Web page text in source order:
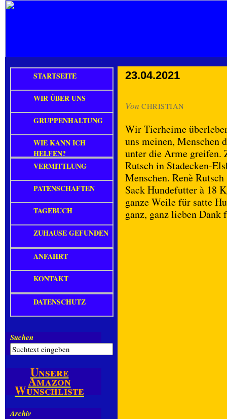
23.04.2021
Von CHRISTIAN
Wir Tierheime
uns meinen, Menschen
unter die Arme greifen.
Rutsch in Stadecken-
Menschen. Renè
Sack Hundefutter à 18
ganze Weile für satte
ganz, ganz lieben Dank
STARTSEITE
WIR ÜBER UNS
GRUPPENHALTUNG
WIE KANN ICH
HELFEN?
VERMITTLUNG
PATENSCHAFTEN
TAGEBUCH
ZUHAUSE GEFUNDEN
ANFAHRT
KONTAKT
DATENSCHUTZ
Suchen
Unsere
Amazon
Wunschliste
Archiv